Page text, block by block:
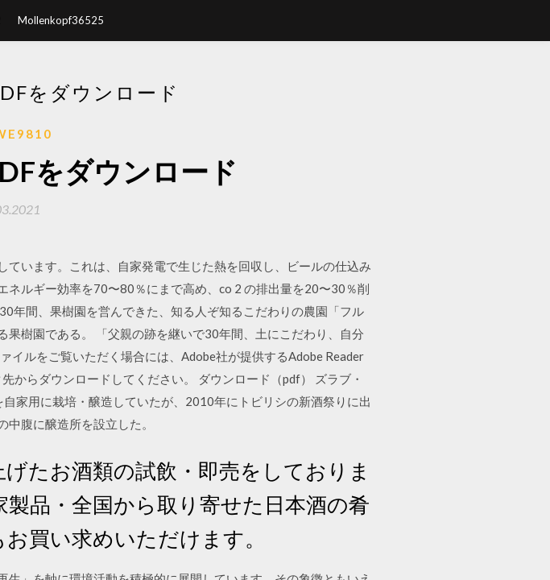
Mollenkopf36525
をダウンロード
をダウンロード
います。これは、自家発電で生じた熱を回収し、ビールの仕込み
ルギー効率を70〜80％にまで高め、co 2 の排出量を20〜30％削
年間、果樹園を営んできた、知る人ぞ知るこだわりの農園「フル
樹園である。 「父親の跡を継いで30年間、土にこだわり、自分
ルをご覧いただく場合には、Adobe社が提供するAdobe Reader
からダウンロードしてください。 ダウンロード（pdf） ズラブ・
家用に栽培・醸造していたが、2010年にトビリシの新酒祭りに出
腹に醸造所を設立した。
たお酒類の試飲・即売をしておりま
品・全国から取り寄せた日本酒の肴
買い求めいただけます。